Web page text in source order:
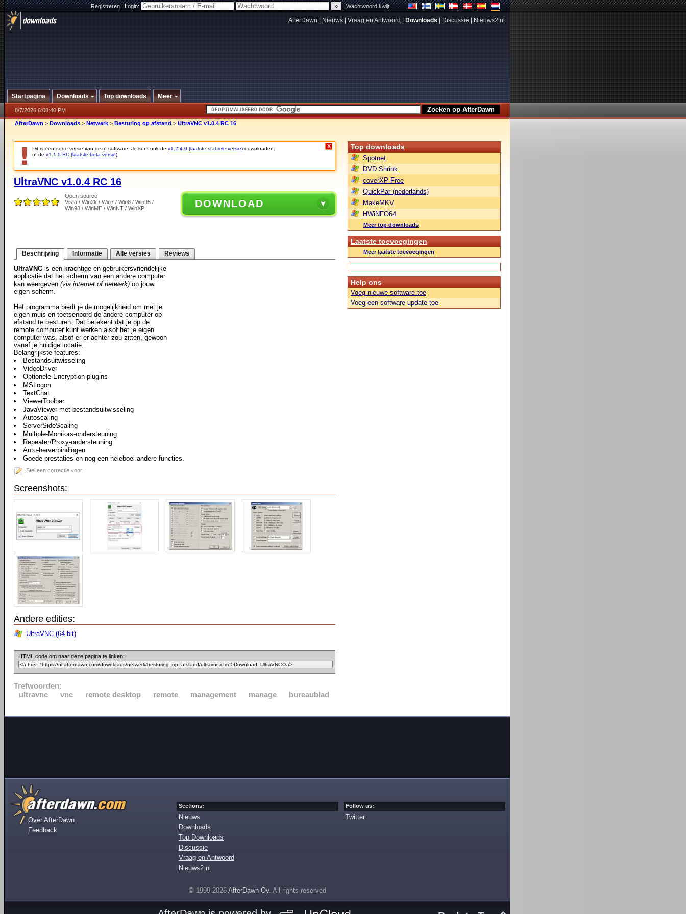
Registreren|Login: |Wachtwoord kwijt
AfterDawn Nieuws Vraag en Antwoord Downloads Discussie Nieuws2.nl
Startpagina Downloads Top downloads Meer
8/7/2026 6:08:40 PM
AfterDawn > Downloads > Netwerk > Besturing op afstand > UltraVNC v1.0.4 RC 16
Dit is een oude versie van deze software. Je kunt ook de v1.2.4.0 (laatste stabiele versie) downloaden.
of de v1.1.5 RC (laatste beta versie)
X
UltraVNC v1.0.4 RC 16
Open source
Vista / Win2k / Win7 / Win8 / Win95 /
Win98 / WinME / WinNT / WinXP
DOWNLOAD
Beschrijving Informatie Alle versies Reviews
UltraVNC is een krachtige en gebruikersvriendelijke
applicatie dat het scherm van een andere computer
kan weergeven (via internet of netwerk) op jouw
eigen scherm.
Het programma biedt je de mogelijkheid om met je
eigen muis en toetsenbord de andere computer op
afstand te besturen. Dat betekent dat je op de
remote computer kunt werken alsof het je eigen
computer was, alsof er er achter zou zitten, gewoon
vanaf je huidige locatie.
Belangrijkste features:
Bestandsuitwisseling
VideoDriver
Optionele Encryption plugins
MSLogon
TextChat
ViewerToolbar
JavaViewer met bestandsuitwisseling
Autoscaling
ServerSideScaling
Multiple-Monitors-ondersteuning
Repeater/Proxy-ondersteuning
Auto-herverbindingen
Goede prestaties en nog een heleboel andere functies.
Stel een correctie voor
Screenshots:
Andere edities:
UltraVNC (64-bit)
HTML code om naar deze pagina te linken:
Trefwoorden:
ultravnc
vnc remote desktop remote management manage bureaublad
Top downloads
Spotnet
DVD Shrink
coverXP Free
QuickPar (nederlands)
MakeMKV
HWiNFO64
Meer top downloads
Laatste toevoegingen
Meer laatste toevoegingen
Help ons
Voeg nieuwe software toe
Voeg een software update toe
Over AfterDawn
Feedback
Sections:
Nieuws
Downloads
Top Downloads
Discussie
Vraag en Antwoord
Nieuws2.nl
Follow us:
Twitter
© 1999-2026 AfterDawn Oy. All rights reserved